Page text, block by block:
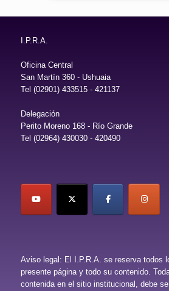
I.P.R.A.
Oficina Central
San Martín 360 - Ushuaia
Tel (02901) 433515 - 421137
Delegación
Perito Moreno 168 - Río Grande
Tel (02964) 430030 - 420490
Aviso legal: El I.P.R.A. se reserva todos
presente página y todo su contenido.
contenida en el sitio institucional, debe